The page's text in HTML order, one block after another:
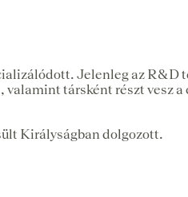
Jelenleg az R&D
társként részt vesz a
Királyságban dolgozott.